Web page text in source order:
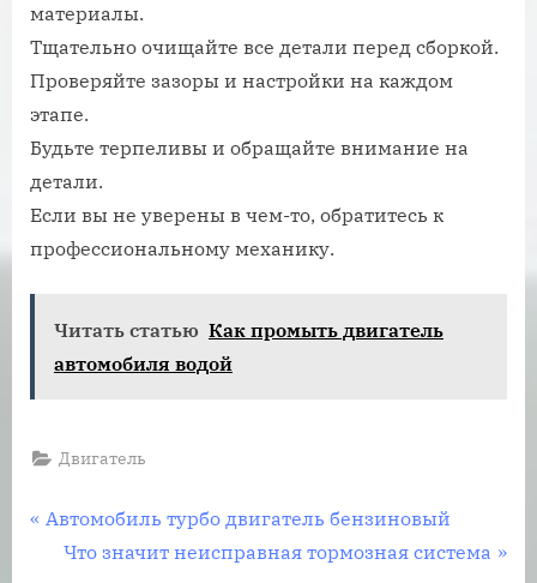
материалы.
Тщательно очищайте все детали перед сборкой.
Проверяйте зазоры и настройки на каждом
этапе.
Будьте терпеливы и обращайте внимание на
детали.
Если вы не уверены в чем-то, обратитесь к
профессиональному механику.
Читать статью Как промыть двигатель
автомобиля водой
Двигатель
Навигация
П
Автомобиль турбо двигатель бензиновый
С
Что значит неисправная тормозная система